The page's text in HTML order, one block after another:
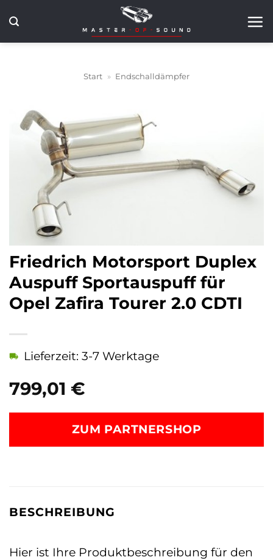
Inhalt
springen
Start » Endschalldämpfer
Friedrich Motorsport Duplex
Auspuff Sportauspuff für
Opel Zafira Tourer 2.0 CDTI
799,01 €
Lieferzeit: 3-7 Werktage
ZUM PARTNERSHOP
BESCHREIBUNG
Hier ist Ihre Produktbeschreibung für den